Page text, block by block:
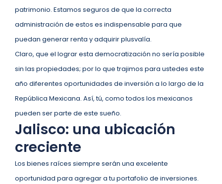
patrimonio. Estamos seguros de que la correcta
administración de estos es indispensable para que
puedan generar renta y adquirir plusvalía.
Claro, que el lograr esta democratización no sería posible
sin las propiedades; por lo que trajimos para ustedes este
año diferentes oportunidades de inversión a lo largo de la
República Mexicana. Así, tú, como todos los mexicanos
pueden ser parte de este sueño.
Jalisco: una ubicación
creciente
Los bienes raíces siempre serán una excelente
oportunidad para agregar a tu portafolio de inversiones.